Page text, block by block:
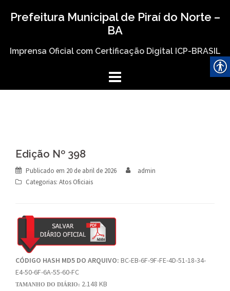
Prefeitura Municipal de Piraí do Norte –
BA
Imprensa Oficial com Certificação Digital ICP-BRASIL
Edição Nº 398
Publicado em 20 de abril de 2026
admin
Categorias: Atos Oficiais
CÓDIGO HASH MD5 DO ARQUIVO: BC-EB-6F-9F-FE-4D-51-18-34-
E4-50-6F-6A-55-60-FC
TAMANHO DO DIÁRIO: 2.148 KB